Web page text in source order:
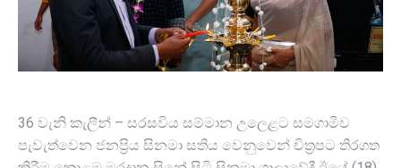
36 වැනි කැලීන් – සරසවිය සම්මාන උලෙළට සමගාමීව
පැවැත්වෙන ජනප්‍රිය සිනමා සතිය වෙනුවෙන් චිත්‍රපට තිරගත